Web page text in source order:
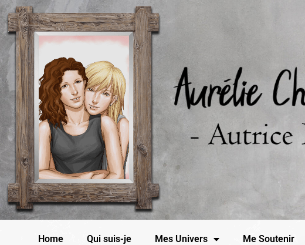
Home Qui suis-je Mes Univers Me Soutenir